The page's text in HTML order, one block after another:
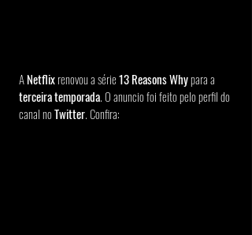
A Netflix renovou a série 13 Reasons Why para a
terceira temporada. O anuncio foi feito pelo perfil do
canal no Twitter. Confira: